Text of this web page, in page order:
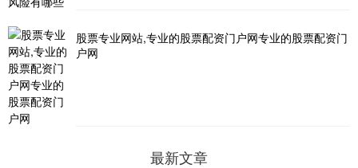
股票专业网站,专业的股票配资门户网专业的股票配资门
户网
最新文章